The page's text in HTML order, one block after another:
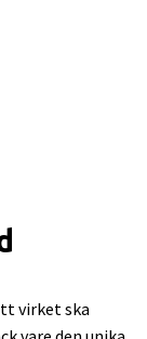
virket ska